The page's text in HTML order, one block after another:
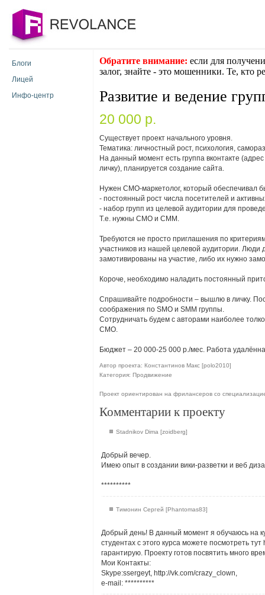
Блоги
Лицей
Инфо-центр
Обратите внимание: если для
залог, знайте - это мошенники. Те, кто
Развитие и ведение
20 000 p.
Существует проект начального уровня.
Тематика: личностный рост, психология,
На данный момент есть группа вконтакте
личку), планируется создание сайта.
Нужен СМО-маркетолог, который обеспечивал
- постоянный рост числа посетителей и
- набор групп из целевой аудитории для
Т.е. нужны СМО и СММ.
Требуются не просто приглашения по
участников из нашей целевой аудитории.
замотивированы на участие, либо их нужно
Короче, необходимо наладить постоянный
Спрашивайте подробности – вышлю в личку.
соображения по SMO и SMM группы.
Сотрудничать будем с авторами наиболее
СМО.
Бюджет – 20 000-25 000 р./мес. Работа
Автор проекта: Константинов Макс [polo2010]
Категория: Продвижение
Проект ориентирован на фрилансеров со
Комментарии к проекту
Stadnikov Dima [zoidberg]
Добрый вечер.
Имею опыт в создании вики-разветки и веб
**********
Тимонин Сергей [Phantomas83]
Добрый день! В данный момент я обучаюсь на
студентах с этого курса можете посмотреть
гарантирую. Проекту готов посвятить много
Мои Контакты:
Skype:ssergeyt, http://vk.com/crazy_clown,
e-mail: **********